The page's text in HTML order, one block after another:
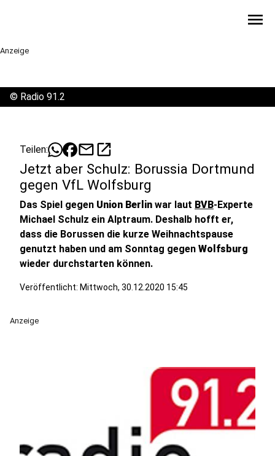
menu
Anzeige
© Radio 91.2
Teilen: mailopen_in_new
Jetzt aber Schulz: Borussia Dortmund
gegen VfL Wolfsburg
Das Spiel gegen Union Berlin war laut BVB-Experte
Michael Schulz ein Alptraum. Deshalb hofft er,
dass die Borussen die kurze Weihnachtspause
genutzt haben und am Sonntag gegen Wolfsburg
wieder durchstarten können.
Veröffentlicht: Mittwoch, 30.12.2020 15:45
Anzeige